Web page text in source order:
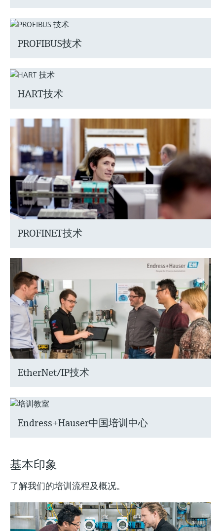
PROFIBUS技术
HART技术
PROFINET技术
EtherNet/IP技术
Endress+Hauser中国培训中心
基本印象
了解我们的培训流程及概况。